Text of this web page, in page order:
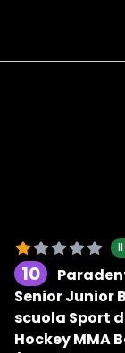
10
Senior Junior
scuola Sport
Hockey MMA